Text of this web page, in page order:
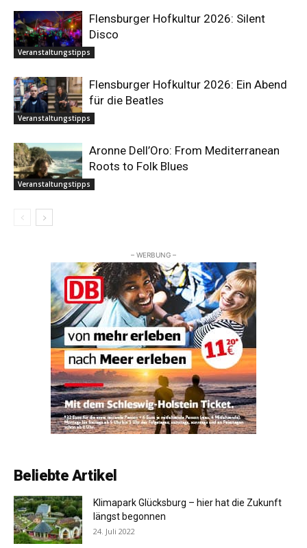
Veranstaltungstipps
Flensburger Hofkultur 2026: Silent
Disco
Veranstaltungstipps
Flensburger Hofkultur 2026: Ein Abend
für die Beatles
Veranstaltungstipps
Aronne Dell’Oro: From Mediterranean
Roots to Folk Blues
– WERBUNG –
Beliebte Artikel
Klimapark Glücksburg – hier hat die Zukunft
längst begonnen
24. Juli 2022